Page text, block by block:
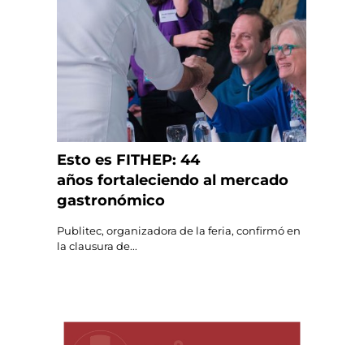
Esto es FITHEP: 44
años fortaleciendo al mercado
gastronómico
Publitec, organizadora de la feria, confirmó en
la clausura de...